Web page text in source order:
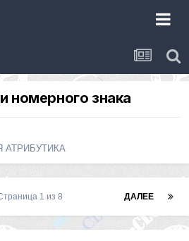
номерного знака
АТРИБУТИКА
ДАЛЕЕ
1 из 8